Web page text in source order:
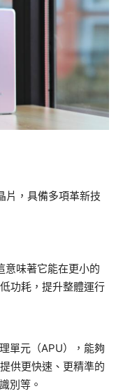
片，具備多項革新技
味著它能在更小的
功耗，提升整體運行
單元（APU），能夠
供更快速、更精準的
別等。